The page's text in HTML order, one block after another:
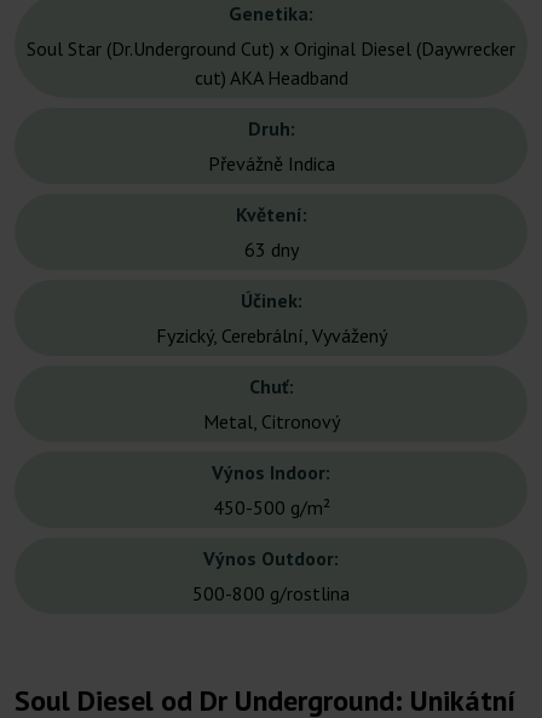
Genetika:
Soul Star (Dr.Underground Cut) x Original Diesel (Daywrecker
cut) AKA Headband
Druh:
Převážně Indica
Květení:
63 dny
Účinek:
Fyzický, Cerebrální, Vyvážený
Chuť:
Metal, Citronový
Výnos Indoor:
450-500 g/m²
Výnos Outdoor:
500-800 g/rostlina
Soul Diesel od Dr Underground: Unikátní